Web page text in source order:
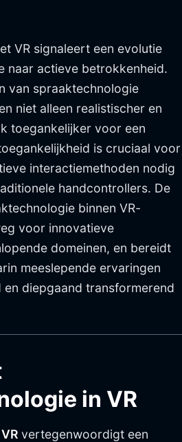
VR signaleert een evolutie
naar actieve betrokkenheid.
van spraaktechnologie
niet alleen realistischer en
toegankelijker voor een
is cruciaal voor
interactiemethoden nodig
handcontrollers. De
binnen VR-
voor innovatieve
domeinen, en bereidt
meeslepende ervaringen
diepgaand transformerend
in VR
vertegenwoordigt een